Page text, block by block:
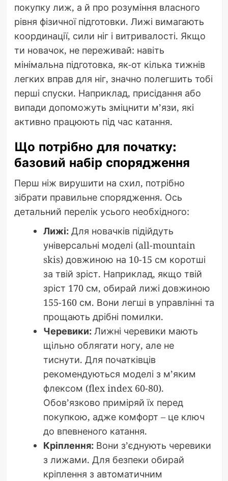
покупку лиж, а й про розуміння власного
рівня фізичної підготовки. Лижі вимагають
координації, сили ніг і витривалості. Якщо
ти новачок, не переживай: навіть
мінімальна підготовка, як-от кілька тижнів
легких вправ для ніг, значно полегшить тобі
перші спуски. Наприклад, присідання або
випади допоможуть зміцнити м’язи, які
активно працюють під час катання.
Що потрібно для початку:
базовий набір спорядження
Перш ніж вирушити на схил, потрібно
зібрати правильне спорядження. Ось
детальний перелік усього необхідного:
Лижі:Для новачків підійдуть
універсальні моделі (all-mountain
skis) довжиною на 10-15 см коротші
за твій зріст. Наприклад, якщо твій
зріст 170 см, обирай лижі довжиною
155-160 см. Вони легші в управлінні та
прощають дрібні помилки.
Черевики:Лижні черевики мають
щільно облягати ногу, але не
тиснути. Для початківців
рекомендуються моделі з м’яким
флексом (flex index 60-80).
Обов’язково приміряй їх перед
покупкою, адже комфорт – це ключ
до впевненого катання.
Кріплення:Вони з’єднують черевики
з лижами. Для безпеки обирай
кріплення з автоматичним